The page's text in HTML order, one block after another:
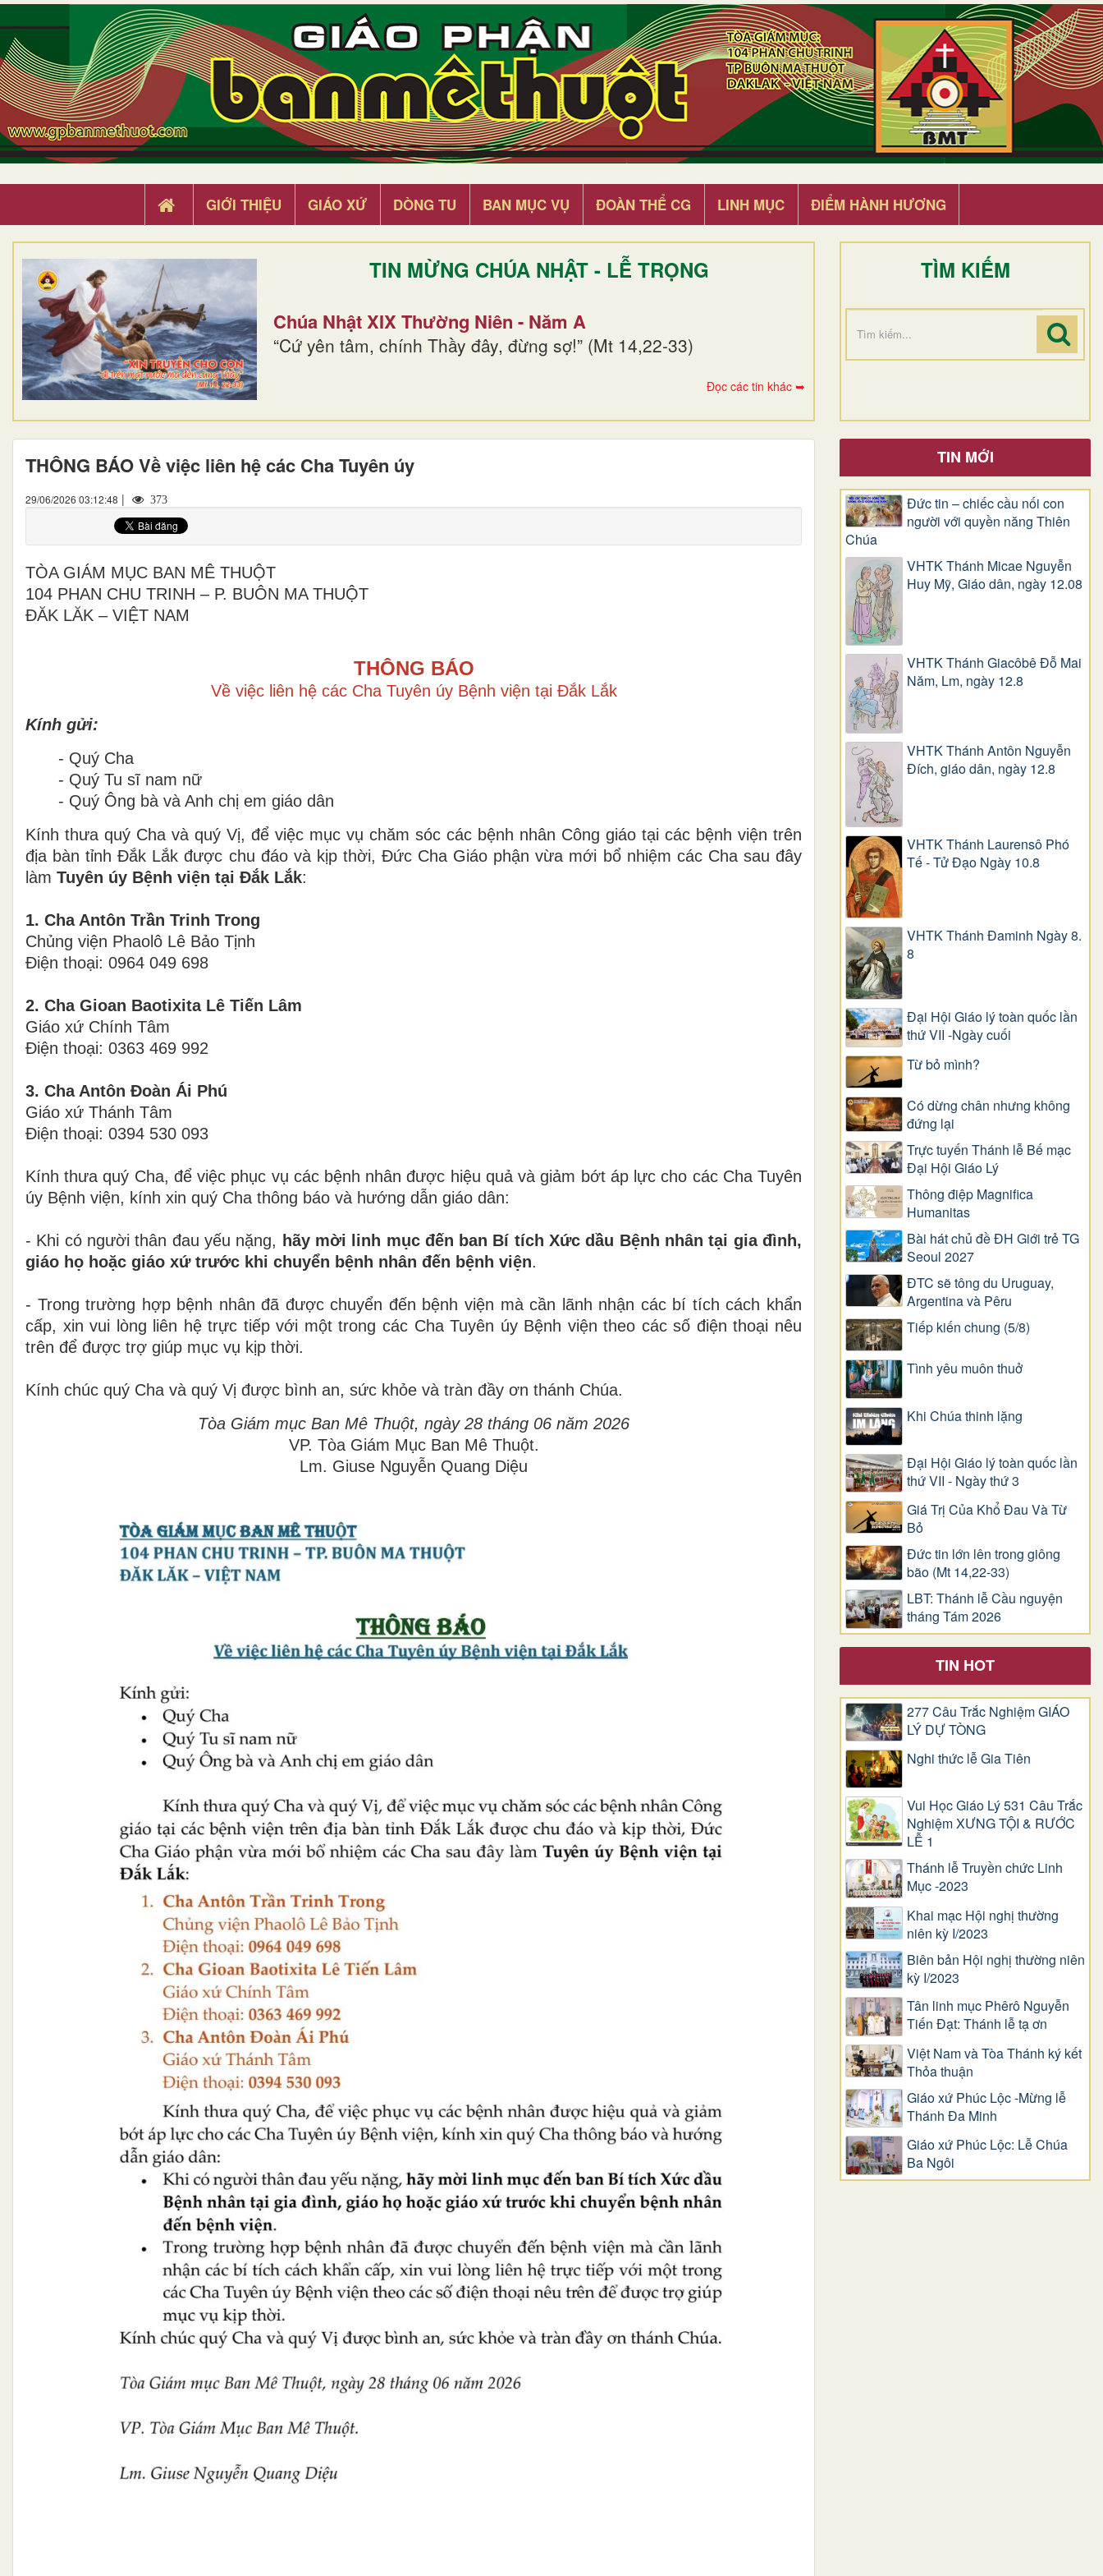
GIỚI THIỆU GIÁO XỨ DÒNG TU BAN MỤC VỤ ĐOÀN THỂ CG LINH MỤC ĐIỂM HÀNH HƯƠNG
TIN MỪNG CHÚA NHẬT - LỄ TRỌNG
Chúa Nhật XIX Thường Niên - Năm A
“Cứ yên tâm, chính Thầy đây, đừng sợ!” (Mt 14,22-33)
Đọc các tin khác ➥
TÌM KIẾM
THÔNG BÁO Về việc liên hệ các Cha Tuyên úy
29/06/2026 03:12:48 | 373
TÒA GIÁM MỤC BAN MÊ THUỘT
104 PHAN CHU TRINH – P. BUÔN MA THUỘT
ĐĂK LĂK – VIỆT NAM
THÔNG BÁO
Về việc liên hệ các Cha Tuyên úy Bệnh viện tại Đắk Lắk
Kính gửi:
- Quý Cha
- Quý Tu sĩ nam nữ
- Quý Ông bà và Anh chị em giáo dân
Kính thưa quý Cha và quý Vị, để việc mục vụ chăm sóc các bệnh nhân Công giáo tại các bệnh viện trên
địa bàn tỉnh Đắk Lắk được chu đáo và kịp thời, Đức Cha Giáo phận vừa mới bổ nhiệm các Cha sau đây
làm Tuyên úy Bệnh viện tại Đắk Lắk:
1. Cha Antôn Trần Trinh Trong
Chủng viện Phaolô Lê Bảo Tịnh
Điện thoại: 0964 049 698
2. Cha Gioan Baotixita Lê Tiến Lâm
Giáo xứ Chính Tâm
Điện thoại: 0363 469 992
3. Cha Antôn Đoàn Ái Phú
Giáo xứ Thánh Tâm
Điện thoại: 0394 530 093
Kính thưa quý Cha, để việc phục vụ các bệnh nhân được hiệu quả và giảm bớt áp lực cho các Cha Tuyên
úy Bệnh viện, kính xin quý Cha thông báo và hướng dẫn giáo dân:
- Khi có người thân đau yếu nặng, hãy mời linh mục đến ban Bí tích Xức dầu Bệnh nhân tại gia đình,
giáo họ hoặc giáo xứ trước khi chuyển bệnh nhân đến bệnh viện.
- Trong trường hợp bệnh nhân đã được chuyển đến bệnh viện mà cần lãnh nhận các bí tích cách khẩn
cấp, xin vui lòng liên hệ trực tiếp với một trong các Cha Tuyên úy Bệnh viện theo các số điện thoại nêu
trên để được trợ giúp mục vụ kịp thời.
Kính chúc quý Cha và quý Vị được bình an, sức khỏe và tràn đầy ơn thánh Chúa.
Tòa Giám mục Ban Mê Thuột, ngày 28 tháng 06 năm 2026
VP. Tòa Giám Mục Ban Mê Thuột.
Lm. Giuse Nguyễn Quang Diệu
TIN MỚI
Đức tin – chiếc cầu nối con
người với quyền năng Thiên
Chúa
VHTK Thánh Micae Nguyễn
Huy Mỹ, Giáo dân, ngày 12.08
VHTK Thánh Giacôbê Ðỗ Mai
Năm, Lm, ngày 12.8
VHTK Thánh Antôn Nguyễn
Ðích, giáo dân, ngày 12.8
VHTK Thánh Laurensô Phó
Tế - Tử Đạo Ngày 10.8
VHTK Thánh Đaminh Ngày 8.
8
Đại Hội Giáo lý toàn quốc lần
thứ VII -Ngày cuối
Từ bỏ mình?
Có dừng chân nhưng không
đứng lại
Trực tuyến Thánh lễ Bế mạc
Đại Hội Giáo Lý
Thông điệp Magnifica
Humanitas
Bài hát chủ đề ĐH Giới trẻ TG
Seoul 2027
ĐTC sẽ tông du Uruguay,
Argentina và Pêru
Tiếp kiến chung (5/8)
Tình yêu muôn thuở
Khi Chúa thinh lặng
Đại Hội Giáo lý toàn quốc lần
thứ VII - Ngày thứ 3
Giá Trị Của Khổ Ðau Và Từ
Bỏ
Đức tin lớn lên trong giông
bão (Mt 14,22-33)
LBT: Thánh lễ Cầu nguyện
tháng Tám 2026
TIN HOT
277 Câu Trắc Nghiệm GIÁO
LÝ DỰ TÒNG
Nghi thức lễ Gia Tiên
Vui Học Giáo Lý 531 Câu Trắc
Nghiệm XƯNG TỘI & RƯỚC
LỄ 1
Thánh lễ Truyền chức Linh
Mục -2023
Khai mạc Hội nghị thường
niên kỳ I/2023
Biên bản Hội nghị thường niên
kỳ I/2023
Tân linh mục Phêrô Nguyễn
Tiến Đạt: Thánh lễ tạ ơn
Việt Nam và Tòa Thánh ký kết
Thỏa thuận
Giáo xứ Phúc Lộc -Mừng lễ
Thánh Đa Minh
Giáo xứ Phúc Lộc: Lễ Chúa
Ba Ngôi